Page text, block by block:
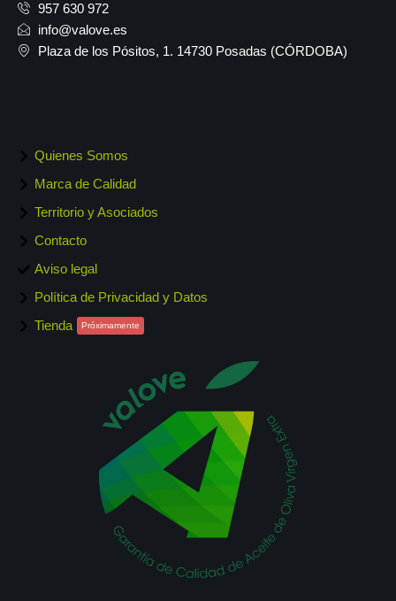
957 630 972
info@valove.es
Plaza de los Pósitos, 1. 14730 Posadas (CÓRDOBA)
Quienes Somos
Marca de Calidad
Territorio y Asociados
Contacto
Aviso legal
Política de Privacidad y Datos
Tienda
Próximamente